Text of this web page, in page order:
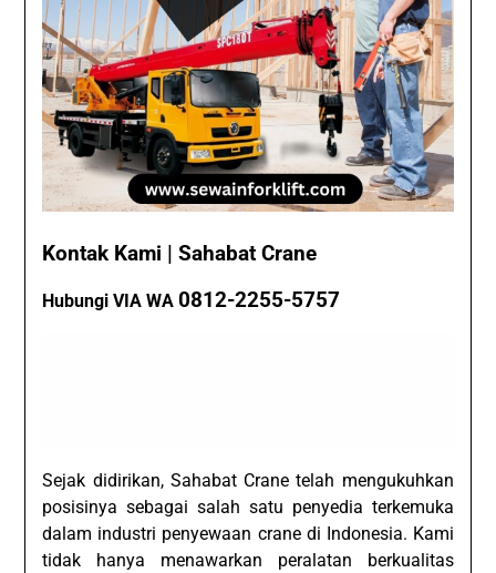
Kontak Kami | Sahabat Crane
Hubungi VIA WA0812-2255-5757
Sejak didirikan, Sahabat Crane telah mengukuhkan
posisinya sebagai salah satu penyedia terkemuka
dalam industri penyewaan crane di Indonesia. Kami
tidak hanya menawarkan peralatan berkualitas